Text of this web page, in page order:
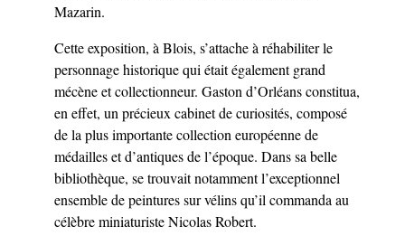
Mazarin.
Cette exposition, à Blois, s’attache à réhabiliter le
personnage historique qui était également grand
mécène et collectionneur. Gaston d’Orléans constitua,
en effet, un précieux cabinet de curiosités, composé
de la plus importante collection européenne de
médailles et d’antiques de l’époque. Dans sa belle
bibliothèque, se trouvait notamment l’exceptionnel
ensemble de peintures sur vélins qu’il commanda au
célèbre miniaturiste Nicolas Robert.